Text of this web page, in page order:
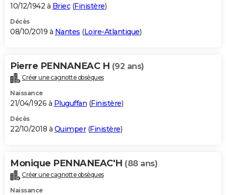
10/12/1942 à Briec(Finistère)
Décès
08/10/2019 à Nantes (Loire-Atlantique)
Pierre PENNANEAC H (92 ans)
Créer une cagnotte obsèques
Naissance
21/04/1926 à Pluguffan (Finistère)
Décès
22/10/2018 à Quimper(Finistère)
Monique PENNANEAC'H (88 ans)
Créer une cagnotte obsèques
Naissance